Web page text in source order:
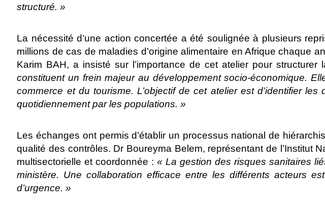
structuré. »
La nécessité d’une action concertée a été soulignée à plusieurs
millions de cas de maladies d’origine alimentaire en Afrique chaque
Karim BAH, a insisté sur l’importance de cet atelier pour
constituent un frein majeur au développement socio-économique.
commerce et du tourisme. L’objectif de cet atelier est d’identifier
quotidiennement par les populations. »
Les échanges ont permis d’établir un processus national de
qualité des contrôles. Dr Boureyma Belem, représentant de l’Institut
multisectorielle et coordonnée :« La gestion des risques sanitaires
ministère. Une collaboration efficace entre les différents acteurs
d’urgence. »